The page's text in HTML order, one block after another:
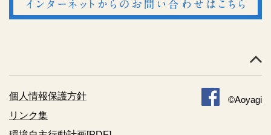
個人情報保護方針
リンク集
©Aoyagi